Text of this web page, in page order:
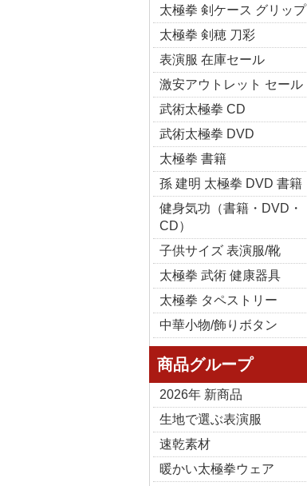
太極拳 剣ケース グリップ
太極拳 剣穂 刀彩
表演服 在庫セール
激安アウトレット セール
武術太極拳 CD
武術太極拳 DVD
太極拳 書籍
孫 建明 太極拳 DVD 書籍
健身気功（書籍・DVD・
CD）
子供サイズ 表演服/靴
太極拳 武術 健康器具
太極拳 タペストリー
中華小物/飾りボタン
商品グループ
2026年 新商品
生地で選ぶ表演服
速乾素材
暖かい太極拳ウェア